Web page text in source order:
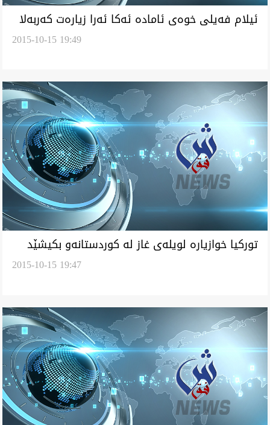
ئيلام فه‌يلى خوه‌ى ئاماده‌ ئه‌كا ئه‌را زياره‌ت كه‌ربه‌لا
2015-10-15 19:49
توركيا خوازياره‌ لويله‌ى غاز له‌ كوردستانه‌و بكيشێد
2015-10-15 19:47